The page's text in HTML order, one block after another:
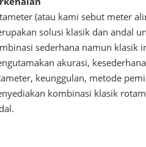
(atau kami sebut meter
solusi klasik dan andal
sederhana namun klasik
akurasi,
keunggulan, metode
kombinasi klasik